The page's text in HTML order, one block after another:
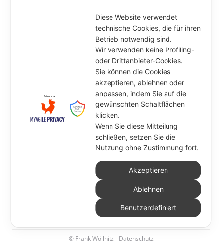
© Frank Wöllnitz - Datenschutz
Diese Website verwendet
technische Cookies, die für ihren
Betrieb notwendig sind.
Wir verwenden keine Profiling-
oder Drittanbieter-Cookies.
Sie können die Cookies
akzeptieren, ablehnen oder
anpassen, indem Sie auf die
gewünschten Schaltflächen
klicken.
Wenn Sie diese Mitteilung
schließen, setzen Sie die
Nutzung ohne Zustimmung fort.
Akzeptieren
Ablehnen
Benutzerdefiniert